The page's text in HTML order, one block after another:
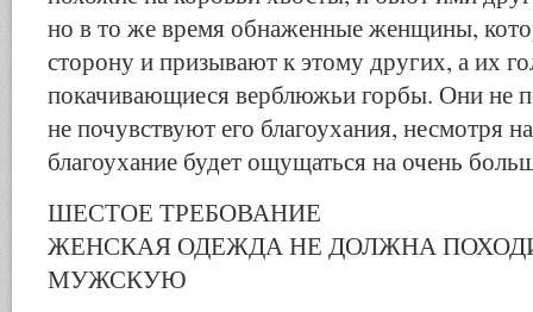
но в то же время обнаженные женщины,
сторону и призывают к этому других, а их
покачивающиеся верблюжьи горбы. Они не
не почувствуют его благоухания, несмотря
благоухание будет ощущаться на очень
ШЕСТОЕ ТРЕБОВАНИЕ
ЖЕНСКАЯ ОДЕЖДА НЕ ДОЛЖНА
МУЖСКУЮ